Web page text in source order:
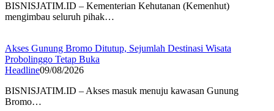
BISNISJATIM.ID – Kementerian Kehutanan (Kemenhut)
mengimbau seluruh pihak…
Akses Gunung Bromo Ditutup, Sejumlah Destinasi Wisata
Probolinggo Tetap Buka
Headline09/08/2026
BISNISJATIM.ID – Akses masuk menuju kawasan Gunung
Bromo…